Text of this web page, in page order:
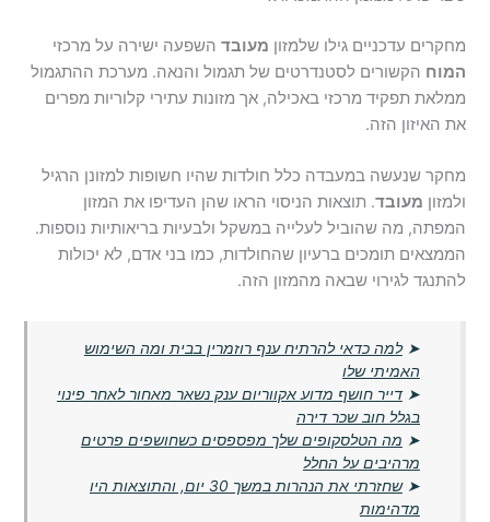
מחקרים עדכניים גילו שלמזון מעובד השפעה ישירה על מרכזי
המוח הקשורים לסטנדרטים של תגמול והנאה. מערכת ההתגמול
ממלאת תפקיד מרכזי באכילה, אך מזונות עתירי קלוריות מפרים
את האיזון הזה.
מחקר שנעשה במעבדה כלל חולדות שהיו חשופות למזונן הרגיל
ולמזון מעובד. תוצאות הניסוי הראו שהן העדיפו את המזון
המפתה, מה שהוביל לעלייה במשקל ולבעיות בריאותיות נוספות.
הממצאים תומכים ברעיון שהחולדות, כמו בני אדם, לא יכולות
להתנגד לגירוי שבאה מהמזון הזה.
➤למה כדאי להרתיח ענף רוזמרין בבית ומה השימוש
האמיתי שלו
➤דייר חושף מדוע אקווריום ענק נשאר מאחור לאחר פינוי
בגלל חוב שכר דירה
➤ מה הטלסקופים שלך מפספסים כשחושפים פרטים
מרהיבים על החלל
➤
שחזרתי את הנהרות במשך 30 יום, והתוצאות היו
מדהימות